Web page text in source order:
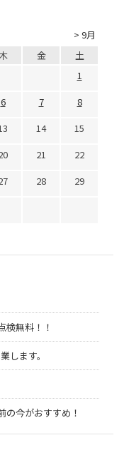
> 9月
金
土
1
6 7
8
14
15
21
22
28
29
無料！！
ます。
の今がおすすめ！